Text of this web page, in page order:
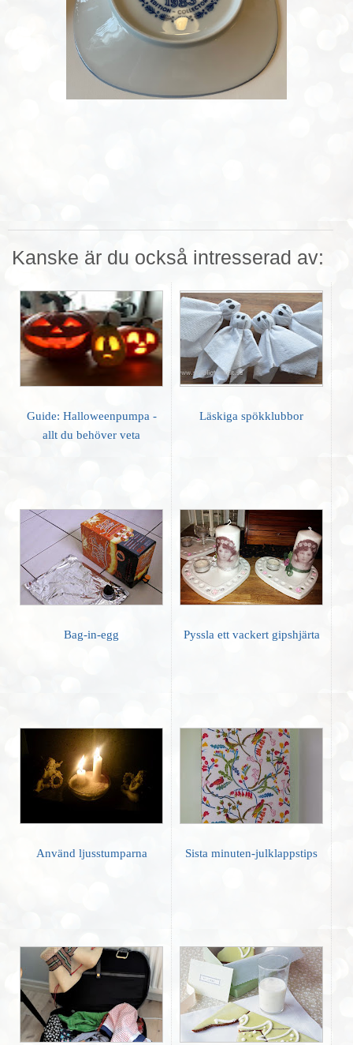
Kanske är du också intresserad av:
Guide: Halloweenpumpa -
allt du behöver veta
Läskiga spökklubbor
Bag-in-egg Pyssla ett vackert gipshjärta
Använd ljusstumparna Sista minuten-julklappstips